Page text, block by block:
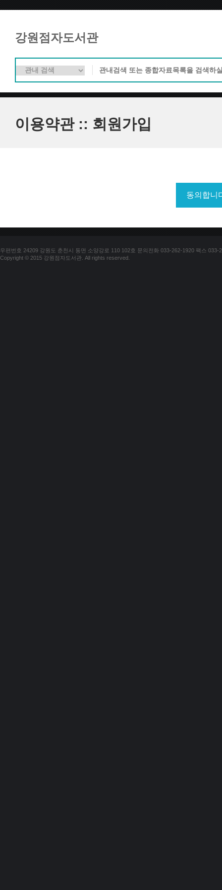
강원점자도서관
이용약관 :: 회원가입
우편번호 24209 강원도 춘천시 동면 소양강로 110 102호 문의전화 033-262-1920 팩스 033-
Copyright © 2015 강원점자도서관. All rights reserved.